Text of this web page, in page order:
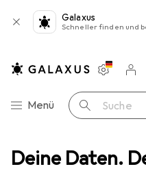
Deine Daten.
Galaxus
Schneller finden und
Navigation nach Kategorien
Menü Suche
Merklisten
Warenkorb
Stativ Manfrotto